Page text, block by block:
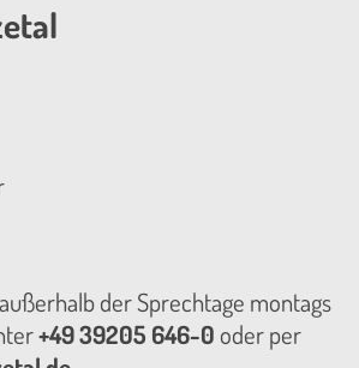
der Sprechtage montags
+49 39205 646-0 oder per